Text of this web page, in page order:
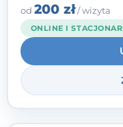
chcą
od 200 zł/ wizyta
ONLINE I